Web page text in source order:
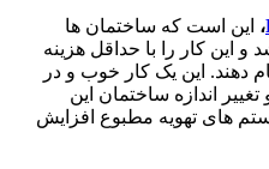
، این است که ساختمان ها
این کار را با حداقل هزینه
دهند. این یک کار خوب و در
اندازه ساختمان این
های تهویه مطبوع افزایش